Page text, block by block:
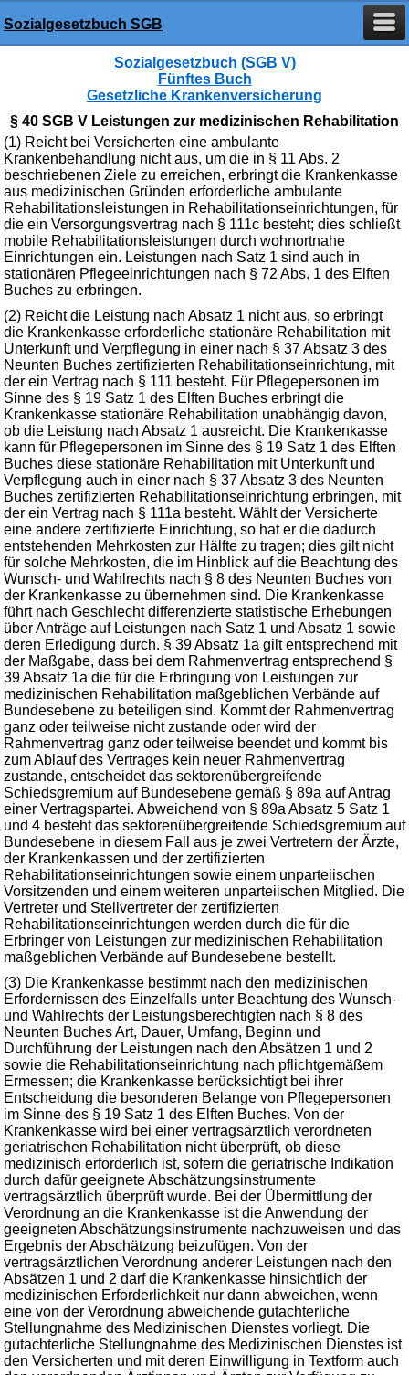
Sozialgesetzbuch SGB
Sozialgesetzbuch (SGB V)
Fünftes Buch
Gesetzliche Krankenversicherung
§ 40 SGB V Leistungen zur medizinischen Rehabilitation
(1) Reicht bei Versicherten eine ambulante
Krankenbehandlung nicht aus, um die in § 11 Abs. 2
beschriebenen Ziele zu erreichen, erbringt die Krankenkasse
aus medizinischen Gründen erforderliche ambulante
Rehabilitationsleistungen in Rehabilitationseinrichtungen, für
die ein Versorgungsvertrag nach § 111c besteht; dies schließt
mobile Rehabilitationsleistungen durch wohnortnahe
Einrichtungen ein. Leistungen nach Satz 1 sind auch in
stationären Pflegeeinrichtungen nach § 72 Abs. 1 des Elften
Buches zu erbringen.
(2) Reicht die Leistung nach Absatz 1 nicht aus, so erbringt
die Krankenkasse erforderliche stationäre Rehabilitation mit
Unterkunft und Verpflegung in einer nach § 37 Absatz 3 des
Neunten Buches zertifizierten Rehabilitationseinrichtung, mit
der ein Vertrag nach § 111 besteht. Für Pflegepersonen im
Sinne des § 19 Satz 1 des Elften Buches erbringt die
Krankenkasse stationäre Rehabilitation unabhängig davon,
ob die Leistung nach Absatz 1 ausreicht. Die Krankenkasse
kann für Pflegepersonen im Sinne des § 19 Satz 1 des Elften
Buches diese stationäre Rehabilitation mit Unterkunft und
Verpflegung auch in einer nach § 37 Absatz 3 des Neunten
Buches zertifizierten Rehabilitationseinrichtung erbringen, mit
der ein Vertrag nach § 111a besteht. Wählt der Versicherte
eine andere zertifizierte Einrichtung, so hat er die dadurch
entstehenden Mehrkosten zur Hälfte zu tragen; dies gilt nicht
für solche Mehrkosten, die im Hinblick auf die Beachtung des
Wunsch- und Wahlrechts nach § 8 des Neunten Buches von
der Krankenkasse zu übernehmen sind. Die Krankenkasse
führt nach Geschlecht differenzierte statistische Erhebungen
über Anträge auf Leistungen nach Satz 1 und Absatz 1 sowie
deren Erledigung durch. § 39 Absatz 1a gilt entsprechend mit
der Maßgabe, dass bei dem Rahmenvertrag entsprechend §
39 Absatz 1a die für die Erbringung von Leistungen zur
medizinischen Rehabilitation maßgeblichen Verbände auf
Bundesebene zu beteiligen sind. Kommt der Rahmenvertrag
ganz oder teilweise nicht zustande oder wird der
Rahmenvertrag ganz oder teilweise beendet und kommt bis
zum Ablauf des Vertrages kein neuer Rahmenvertrag
zustande, entscheidet das sektorenübergreifende
Schiedsgremium auf Bundesebene gemäß § 89a auf Antrag
einer Vertragspartei. Abweichend von § 89a Absatz 5 Satz 1
und 4 besteht das sektorenübergreifende Schiedsgremium auf
Bundesebene in diesem Fall aus je zwei Vertretern der Ärzte,
der Krankenkassen und der zertifizierten
Rehabilitationseinrichtungen sowie einem unparteiischen
Vorsitzenden und einem weiteren unparteiischen Mitglied. Die
Vertreter und Stellvertreter der zertifizierten
Rehabilitationseinrichtungen werden durch die für die
Erbringer von Leistungen zur medizinischen Rehabilitation
maßgeblichen Verbände auf Bundesebene bestellt.
(3) Die Krankenkasse bestimmt nach den medizinischen
Erfordernissen des Einzelfalls unter Beachtung des Wunsch-
und Wahlrechts der Leistungsberechtigten nach § 8 des
Neunten Buches Art, Dauer, Umfang, Beginn und
Durchführung der Leistungen nach den Absätzen 1 und 2
sowie die Rehabilitationseinrichtung nach pflichtgemäßem
Ermessen; die Krankenkasse berücksichtigt bei ihrer
Entscheidung die besonderen Belange von Pflegepersonen
im Sinne des § 19 Satz 1 des Elften Buches. Von der
Krankenkasse wird bei einer vertragsärztlich verordneten
geriatrischen Rehabilitation nicht überprüft, ob diese
medizinisch erforderlich ist, sofern die geriatrische Indikation
durch dafür geeignete Abschätzungsinstrumente
vertragsärztlich überprüft wurde. Bei der Übermittlung der
Verordnung an die Krankenkasse ist die Anwendung der
geeigneten Abschätzungsinstrumente nachzuweisen und das
Ergebnis der Abschätzung beizufügen. Von der
vertragsärztlichen Verordnung anderer Leistungen nach den
Absätzen 1 und 2 darf die Krankenkasse hinsichtlich der
medizinischen Erforderlichkeit nur dann abweichen, wenn
eine von der Verordnung abweichende gutachterliche
Stellungnahme des Medizinischen Dienstes vorliegt. Die
gutachterliche Stellungnahme des Medizinischen Dienstes ist
den Versicherten und mit deren Einwilligung in Textform auch